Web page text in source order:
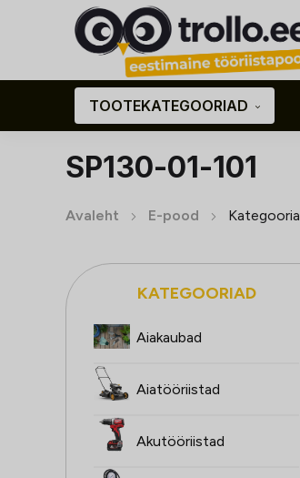
TOOTEKATEGOORIAD
SP130-01-101
Avaleht E-pood
KATEGOORIAD
Aiakaubad
Aiatööriistad
Akutööriistad